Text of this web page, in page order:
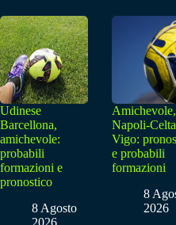
Udinese
Barcellona,
amichevole:
probabili
formazioni e
pronostico
8 Agosto
Amichevole,
Napoli-Celta
Vigo:
e probabili
formazioni
8
2026